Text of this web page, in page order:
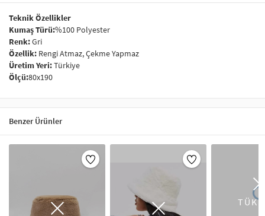
Teknik Özellikler
Kumaş Türü:%100 Polyester
Renk:Gri
Özellik: Rengi Atmaz, Çekme Yapmaz
Üretim Yeri:Türkiye
Ölçü:80x190
Benzer Ürünler